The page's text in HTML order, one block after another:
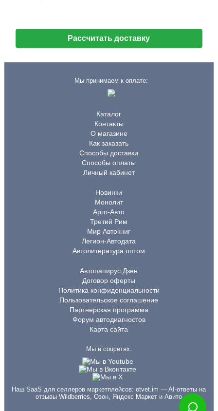
Рассчитать доставку
Мы принимаем к оплате:
Каталог
Контакты
О магазине
Как заказать
Способы доставки
Способы оплаты
Личный кабинет
Новинки
Монолит
Арго-Авто
Третий Рим
Мир Автокниг
Легион-Автодата
Автолитература оптом
Автопапирус.Дзен
Договор оферты
Политика конфиденциальности
Пользовательское соглашение
Партнёрская программа
Форум автодиагностов
Карта сайта
Мы в соцсетях:
Наш SaaS для селлеров маркетплейсов:otvet.im — AI-ответы на
отзывы Wildberries, Озон, Яндекс Маркет и Авито